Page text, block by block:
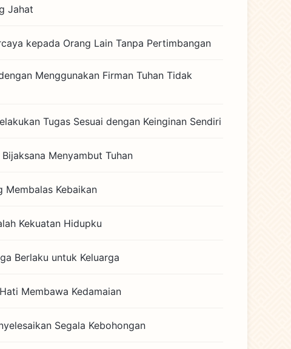
Jahat
kepada Orang Lain Tanpa Pertimbangan
Menggunakan Firman Tuhan Tidak
Tugas Sesuai dengan Keinginan Sendiri
Menyambut Tuhan
Membalas Kebaikan
Kekuatan Hidupku
Berlaku untuk Keluarga
Membawa Kedamaian
Segala Kebohongan